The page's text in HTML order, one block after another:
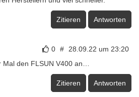
Zitieren Antworten
0 # 28.09.22 um 23:20
Mal den FLSUN V400 an…
Zitieren Antworten